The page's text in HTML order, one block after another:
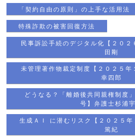
「契約自由の原則」の上手な活用法
特殊詐欺の被害回復方法
民事訴訟手続のデジタル化【２０２
田剛
未管理著作物裁定制度【２０２５年
幸四郎
どうなる？「離婚後共同親権制度
号】弁護士杉浦
生成ＡＩ に潜むリスク【２０２５年
篤紀